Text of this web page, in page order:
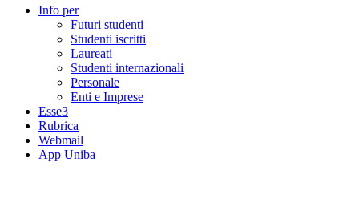
Info per
Futuri studenti
Studenti iscritti
Laureati
Studenti internazionali
Personale
Enti e Imprese
Esse3
Rubrica
Webmail
App Uniba